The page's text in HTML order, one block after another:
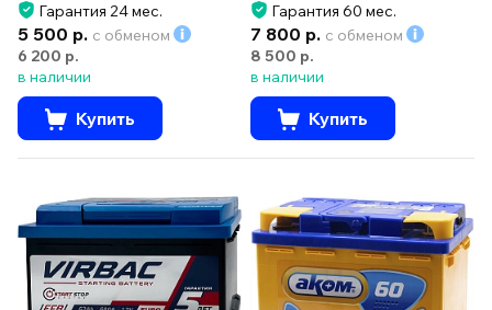
Гарантия 24 мес.
5 500 р. с обменом
6 200 р.
в наличии
Купить
Гарантия 60 мес.
7 800 р. с обменом
8 500 р.
в наличии
Купить